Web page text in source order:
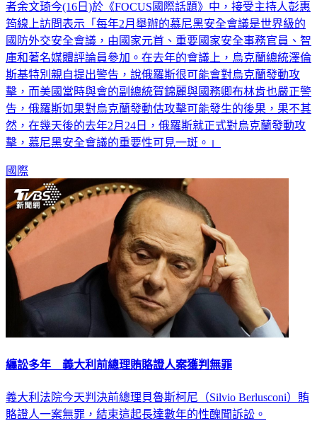
者余文琦今(16日)於《FOCUS國際話題》中，接受主持人彭惠
筠線上訪問表示「每年2月舉辦的慕尼黑安全會議是世界級的
國防外交安全會議，由國家元首、重要國家安全事務官員、智
庫和著名媒體評論員參加。在去年的會議上，烏克蘭總統澤倫
斯基特別親自提出警告，說俄羅斯很可能會對烏克蘭發動攻
擊，而美國當時與會的副總統賀錦麗與國務卿布林肯也嚴正警
告，俄羅斯如果對烏克蘭發動估攻擊可能發生的後果，果不其
然，在幾天後的去年2月24日，俄羅斯就正式對烏克蘭發動攻
擊，慕尼黑安全會議的重要性可見一斑。」
國際
纏訟多年 義大利前總理賄賂證人案獲判無罪
義大利法院今天判決前總理貝魯斯柯尼（Silvio Berlusconi）賄
賂證人一案無罪，結束這起長達數年的性醜聞訴訟。